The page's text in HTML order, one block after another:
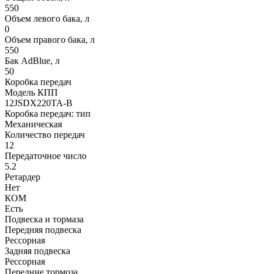
550
Объем левого бака, л
0
Объем правого бака, л
550
Бак AdBlue, л
50
Коробка передач
Модель КПП
12JSDX220TA-B
Коробка передач: тип
Механическая
Количество передач
12
Передаточное число
5.2
Ретардер
Нет
КОМ
Есть
Подвеска и тормаза
Передняя подвеска
Рессорная
Задняя подвеска
Рессорная
Передние тормоза